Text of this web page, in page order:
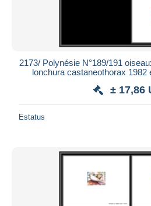
2173/ Polynésie N°189/191
lonchura castaneothorax 1982
± 17,86
Estatus